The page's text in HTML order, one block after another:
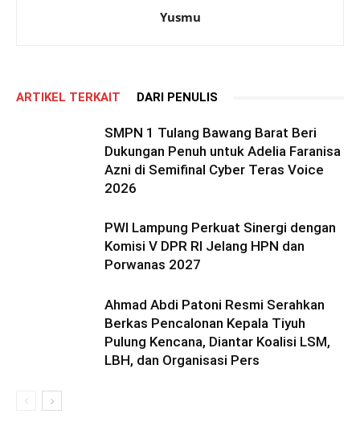
Yusmu
ARTIKEL TERKAIT DARI PENULIS
SMPN 1 Tulang Bawang Barat Beri
Dukungan Penuh untuk Adelia Faranisa
Azni di Semifinal Cyber Teras Voice
2026
PWI Lampung Perkuat Sinergi dengan
Komisi V DPR RI Jelang HPN dan
Porwanas 2027
Ahmad Abdi Patoni Resmi Serahkan
Berkas Pencalonan Kepala Tiyuh
Pulung Kencana, Diantar Koalisi LSM,
LBH, dan Organisasi Pers